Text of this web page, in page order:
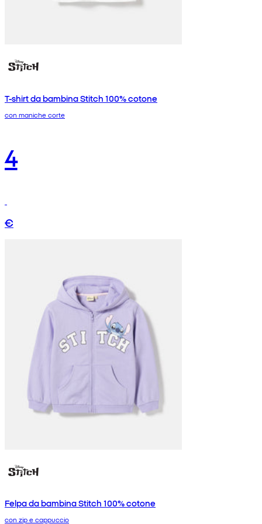
T-shirt da bambina Stitch 100% cotone
con maniche corte
4
€
Felpa da bambina Stitch 100% cotone
con zip e cappuccio